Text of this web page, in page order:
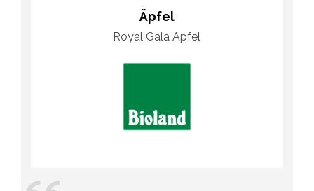
Äpfel
Royal Gala Apfel